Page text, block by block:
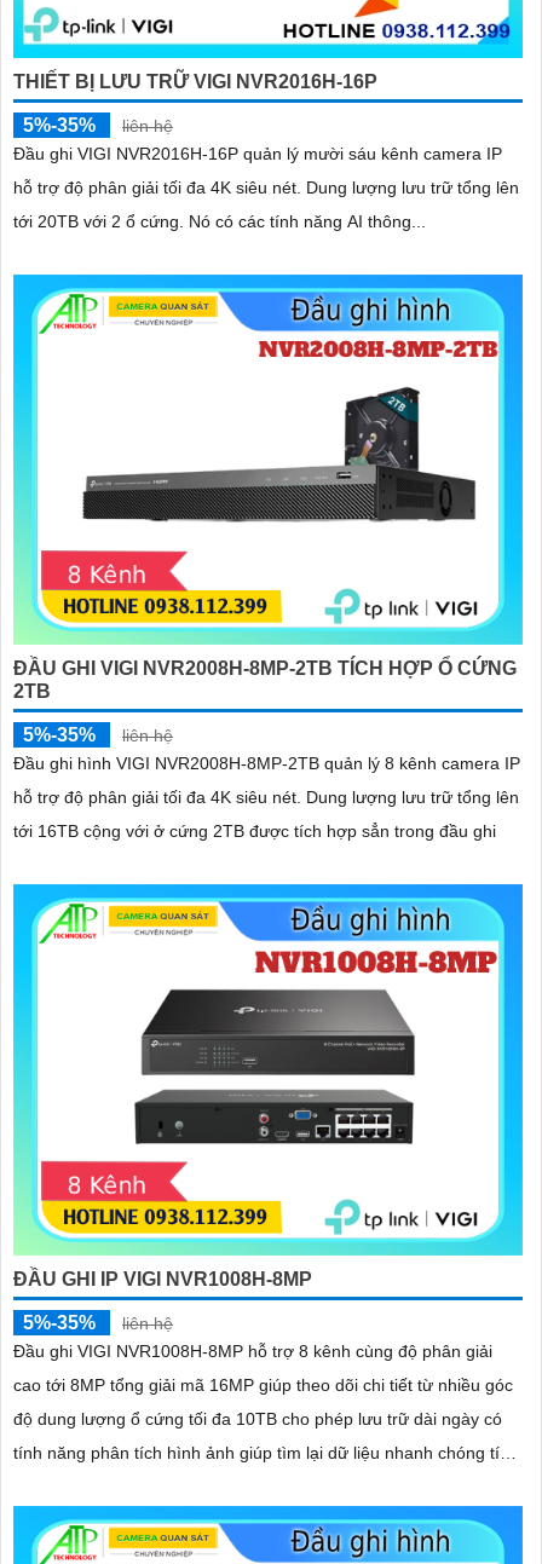
THIẾT BỊ LƯU TRỮ VIGI NVR2016H-16P
5%-35%
liên hệ
Đầu ghi VIGI NVR2016H-16P quản lý mười sáu kênh camera IP
hỗ trợ độ phân giải tối đa 4K siêu nét. Dung lượng lưu trữ tổng lên
tới 20TB với 2 ổ cứng. Nó có các tính năng AI thông...
ĐẦU GHI VIGI NVR2008H-8MP-2TB TÍCH HỢP Ổ CỨNG
2TB
5%-35%
liên hệ
Đầu ghi hình VIGI NVR2008H-8MP-2TB quản lý 8 kênh camera IP
hỗ trợ độ phân giải tối đa 4K siêu nét. Dung lượng lưu trữ tổng lên
tới 16TB cộng với ở cứng 2TB được tích hợp sẳn trong đầu ghi
ĐẦU GHI IP VIGI NVR1008H-8MP
5%-35%
liên hệ
Đầu ghi VIGI NVR1008H-8MP hỗ trợ 8 kênh cùng độ phân giải
cao tới 8MP tổng giải mã 16MP giúp theo dõi chi tiết từ nhiều góc
độ dung lượng ổ cứng tối đa 10TB cho phép lưu trữ dài ngày có
tính năng phân tích hình ảnh giúp tìm lại dữ liệu nhanh chóng tích